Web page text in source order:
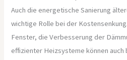
Auch die energetische Sanierung
wichtige Rolle bei der
Fenster, die Verbesserung der
effizienter Heizsysteme können auch